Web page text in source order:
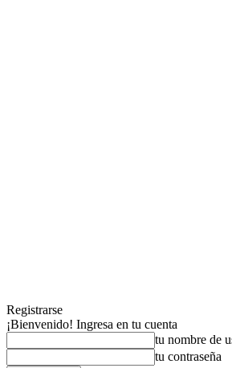
Registrarse
¡Bienvenido! Ingresa en tu cuenta
tu nombre de
tu contraseña